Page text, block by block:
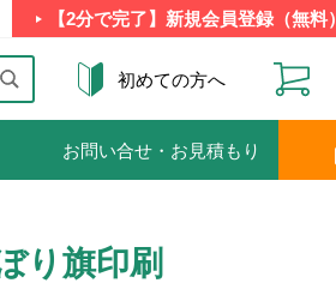
【2分で完了】新規会員登録（無料）
初めての方へ
お問い合せ ・お見積もり
り旗印刷